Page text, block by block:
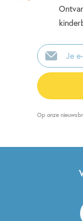
E-
mailadres
Op onze